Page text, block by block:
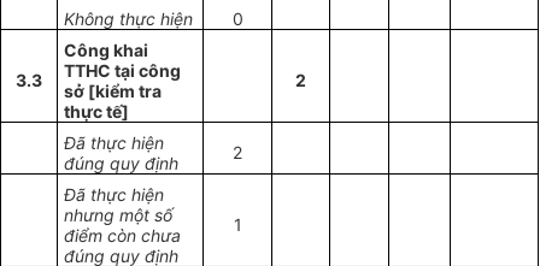
Không thực hiện 0
3.3
Công khai
TTHC tại công
sở [kiểm tra
thực tế]
2
Đã thực hiện
đúng quy định
2
Đã thực hiện
nhưng một số
điểm còn chưa
đúng quy định
1